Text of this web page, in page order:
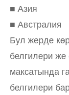
■ Азия
■ Австралия
Бул жерде
белгилери
максатында
белгилери